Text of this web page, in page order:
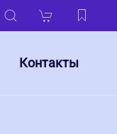
Контакты